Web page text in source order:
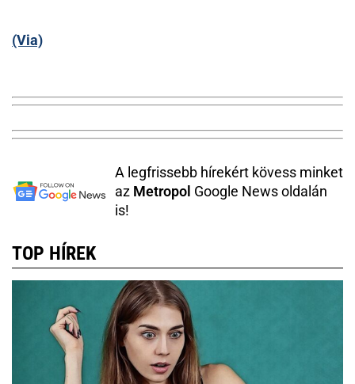
(Via)
A legfrissebb hírekért kövess minket
az Metropol Google News oldalán
is!
TOP HÍREK